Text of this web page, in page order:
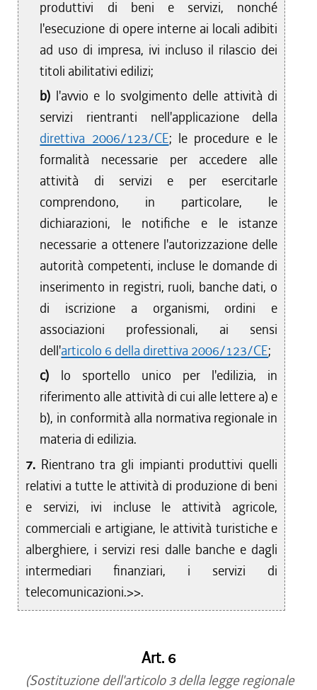
produttivi di beni e servizi, nonché
l'esecuzione di opere interne ai locali adibiti
ad uso di impresa, ivi incluso il rilascio dei
titoli abilitativi edilizi;
b) l'avvio e lo svolgimento delle attività di
servizi rientranti nell'applicazione della
direttiva 2006/123/CE; le procedure e le
formalità necessarie per accedere alle
attività di servizi e per esercitarle
comprendono, in particolare, le
dichiarazioni, le notifiche e le istanze
necessarie a ottenere l'autorizzazione delle
autorità competenti, incluse le domande di
inserimento in registri, ruoli, banche dati, o
di iscrizione a organismi, ordini e
associazioni professionali, ai sensi
dell'articolo 6 della direttiva 2006/123/CE;
c) lo sportello unico per l'edilizia, in
riferimento alle attività di cui alle lettere a) e
b), in conformità alla normativa regionale in
materia di edilizia.
7. Rientrano tra gli impianti produttivi quelli
relativi a tutte le attività di produzione di beni
e servizi, ivi incluse le attività agricole,
commerciali e artigiane, le attività turistiche e
alberghiere, i servizi resi dalle banche e dagli
intermediari finanziari, i servizi di
telecomunicazioni.>>.
Art. 6
(Sostituzione dell'articolo 3 della legge regionale